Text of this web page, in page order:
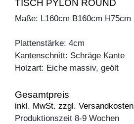
TISCH PYLON ROUND
Maße: L160cm B160cm H75cm
Plattenstärke: 4cm
Kantenschnitt: Schräge Kante
Holzart: Eiche massiv, geölt
Gesamtpreis
inkl. MwSt. zzgl. Versandkosten
Produktionszeit 8-9 Wochen